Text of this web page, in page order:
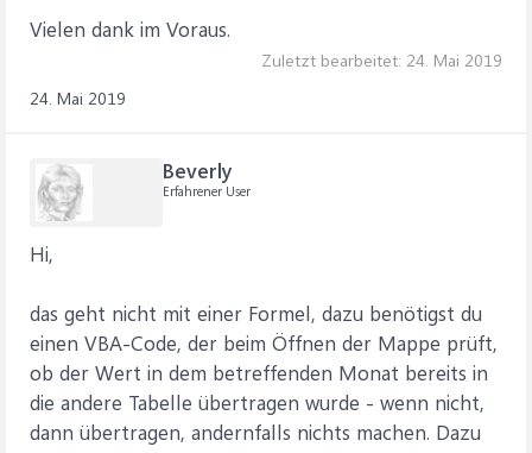
Vielen dank im Voraus.
Zuletzt bearbeitet: 24. Mai 2019
24. Mai 2019
Beverly
Erfahrener User
Hi,
das geht nicht mit einer Formel, dazu benötigst du
einen VBA-Code, der beim Öffnen der Mappe prüft,
ob der Wert in dem betreffenden Monat bereits in
die andere Tabelle übertragen wurde - wenn nicht,
dann übertragen, andernfalls nichts machen. Dazu